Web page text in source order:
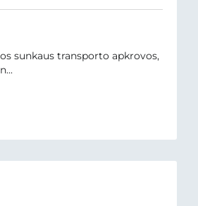
sunkaus transporto apkrovos,